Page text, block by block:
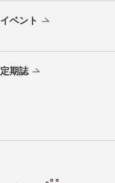
イベント
定期誌